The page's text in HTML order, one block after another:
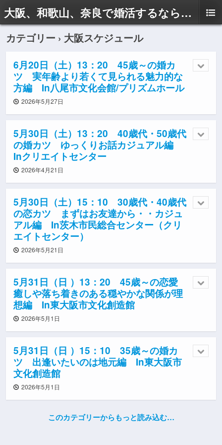
大阪、和歌山、奈良で婚活するならドリームサポートAyaへ
カテゴリー › 大阪スケジュール
6月20日（土）13：20 45歳～の婚カ
ツ 実年齢より若くて見られる魅力的な
方編 In八尾市文化会館/プリズムホール
2026年5月27日
5月30日（土）13：20 40歳代・50歳代
の婚カツ ゆっくりお話カジュアル編
Inクリエイトセンター
2026年4月21日
5月30日（土）15：10 30歳代・40歳代
の恋カツ まずはお友達から・・カジュ
アル編 In茨木市民総合センター（クリ
エイトセンター）
2026年5月21日
5月31日（日 ）13：20 45歳～の恋愛
癒しや落ち着きのある穏やかな関係が理
想編 In東大阪市文化創造館
2026年5月1日
5月31日（日 ）15：10 35歳～の婚カ
ツ 出逢いたいのは地元編 In東大阪市
文化創造館
2026年5月1日
このカテゴリーからもっと読み込む…